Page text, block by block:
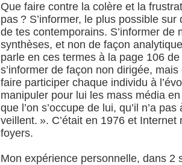
Que faire contre la colère et la
pas ? S’informer, le plus possible
de tes contemporains. S’informer de
synthèses, et non de façon
parle en ces termes à la page 106
s’informer de façon non dirigée,
faire participer chaque individu à
manipuler pour lui les mass média
que l’on s’occupe de lui, qu’il n’a
veillent. ». C’était en 1976 et Internet
foyers.
Mon expérience personnelle, dans 2